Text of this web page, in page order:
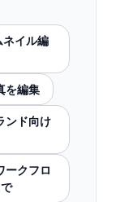
イル編
を編集
ンド向け
ークフロ